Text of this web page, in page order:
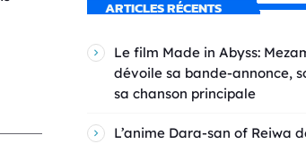
ARTICLES RÉCENTS
Le film Made in Abyss:
dévoile sa bande-annonce,
sa chanson principale
L’anime Dara-san of Reiwa